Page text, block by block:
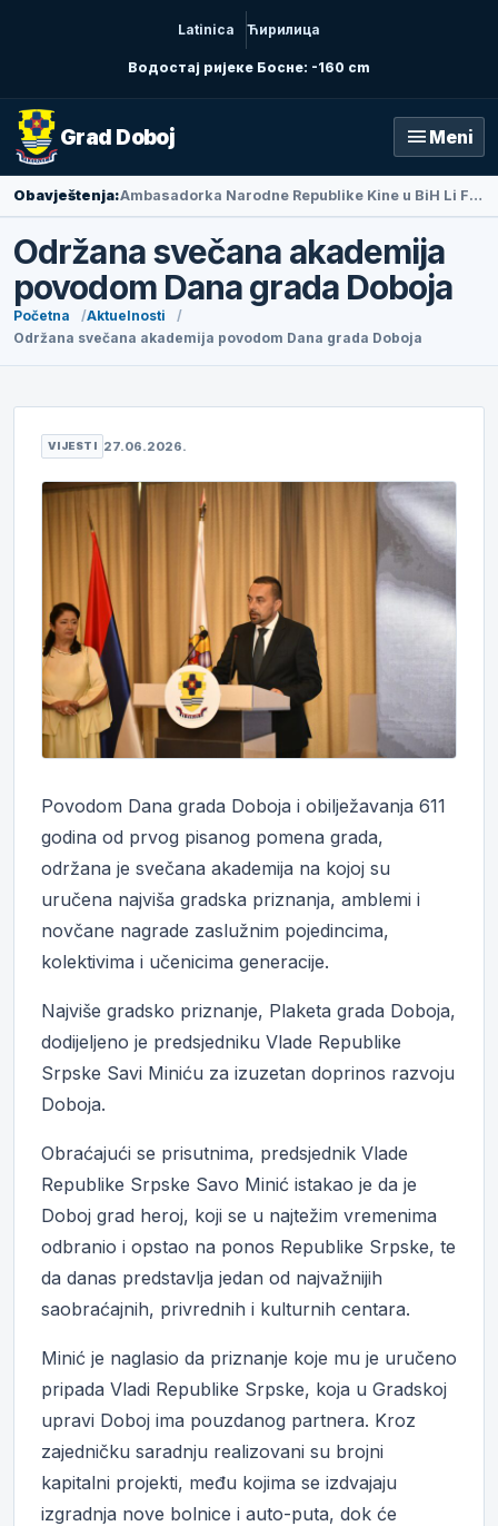
Latinica Ћирилица
Водостај ријеке Босне: -160 cm
Grad Doboj menu Meni
Obavještenja: Ambasadorka Narodne Republike Kine u BiH Li Fan posjetila Doboj
Održana svečana akademija
povodom Dana grada Doboja
Početna
Aktuelnosti
Održana svečana akademija povodom Dana grada Doboja
VIJESTI 27.06.2026.
Povodom Dana grada Doboja i obilježavanja 611
godina od prvog pisanog pomena grada,
održana je svečana akademija na kojoj su
uručena najviša gradska priznanja, amblemi i
novčane nagrade zaslužnim pojedincima,
kolektivima i učenicima generacije.
Najviše gradsko priznanje, Plaketa grada Doboja,
dodijeljeno je predsjedniku Vlade Republike
Srpske Savi Miniću za izuzetan doprinos razvoju
Doboja.
Obraćajući se prisutnima, predsjednik Vlade
Republike Srpske Savo Minić istakao je da je
Doboj grad heroj, koji se u najtežim vremenima
odbranio i opstao na ponos Republike Srpske, te
da danas predstavlja jedan od najvažnijih
saobraćajnih, privrednih i kulturnih centara.
Minić je naglasio da priznanje koje mu je uručeno
pripada Vladi Republike Srpske, koja u Gradskoj
upravi Doboj ima pouzdanog partnera. Kroz
zajedničku saradnju realizovani su brojni
kapitalni projekti, među kojima se izdvajaju
izgradnja nove bolnice i auto-puta, dok će